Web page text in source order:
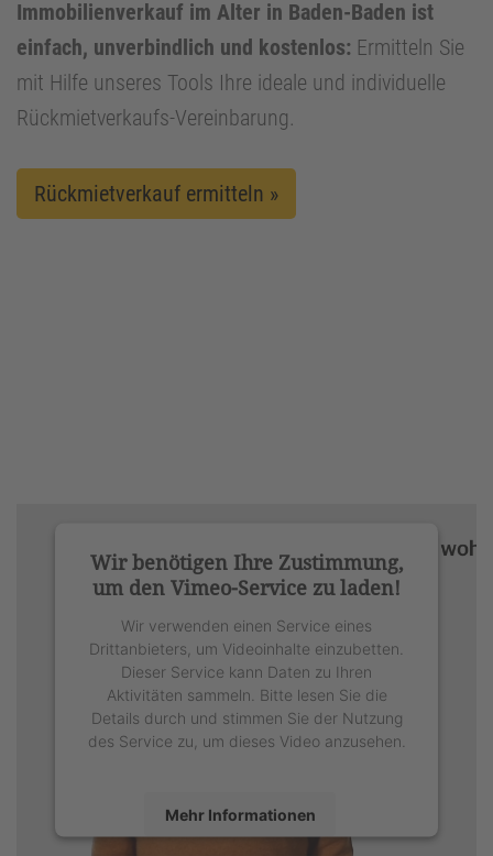
Immobilienverkauf im Alter in Baden-Baden ist
einfach, unverbindlich und kostenlos: Ermitteln Sie
mit Hilfe unseres Tools Ihre ideale und individuelle
Rückmietverkaufs-Vereinbarung.
Rückmietverkauf ermitteln »
Wir benötigen Ihre Zustimmung,
um den Vimeo-Service zu laden!
Wir verwenden einen Service eines
Drittanbieters, um Videoinhalte einzubetten.
Dieser Service kann Daten zu Ihren
Aktivitäten sammeln. Bitte lesen Sie die
Details durch und stimmen Sie der Nutzung
des Service zu, um dieses Video anzusehen.
Mehr Informationen